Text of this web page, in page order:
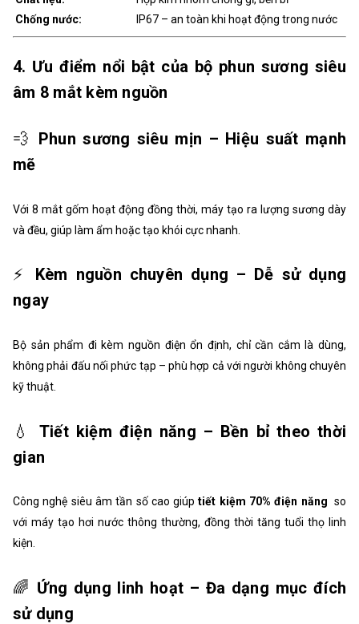
Chống nước:
IP67 – an toàn khi hoạt động trong nước
4. Ưu điểm nổi bật của bộ phun sương siêu
âm 8 mắt kèm nguồn
💨 Phun sương siêu mịn – Hiệu suất mạnh
mẽ
Với 8 mắt gốm hoạt động đồng thời, máy tạo ra lượng sương dày
và đều, giúp làm ẩm hoặc tạo khói cực nhanh.
⚡
Kèm nguồn chuyên dụng – Dễ sử dụng
ngay
Bộ sản phẩm đi kèm nguồn điện ổn định, chỉ cần cắm là dùng,
không phải đấu nối phức tạp – phù hợp cả với người không chuyên
kỹ thuật.
💧 Tiết kiệm điện năng – Bền bỉ theo thời
gian
Công nghệ siêu âm tần số cao giúptiết kiệm 70% điện năng so
với máy tạo hơi nước thông thường, đồng thời tăng tuổi thọ linh
kiện.
🌈 Ứng dụng linh hoạt – Đa dạng mục đích
sử dụng